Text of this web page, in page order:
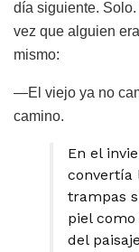
día siguiente.
vez que alguien
mismo:
—El viejo ya no
camino.
En el
convertía
trampas
piel
del